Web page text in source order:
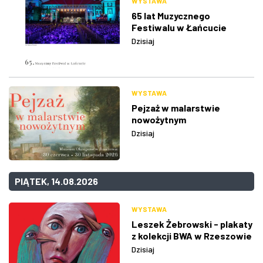
65 lat Muzycznego
Festiwalu w Łańcucie
Dzisiaj
WYSTAWA
Pejzaż w malarstwie
nowożytnym
Dzisiaj
PIĄTEK, 14.08.2026
WYSTAWA
Leszek Żebrowski - plakaty
z kolekcji BWA w Rzeszowie
Dzisiaj